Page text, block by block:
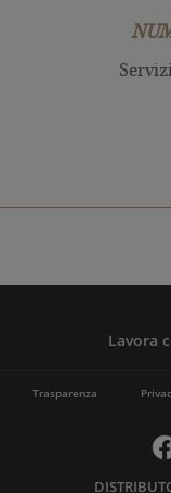
Lavora
Trasparenza